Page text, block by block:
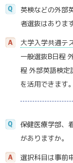
英検などの外部
者選抜はありま
大学入学共通テ
一般選抜B日程
程 外部英語検定
を活用できます。
保健医療学部、
がありますか。
選択科目は事前